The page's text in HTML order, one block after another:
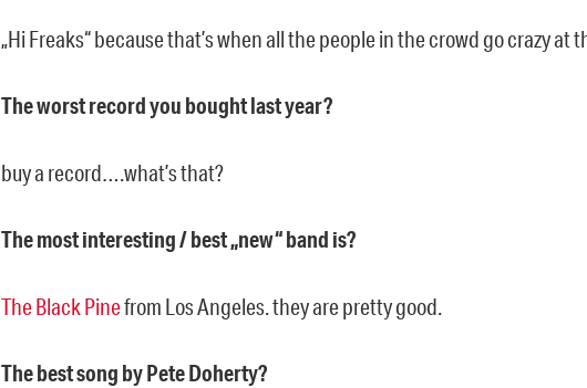
„Hi Freaks“ because that’s when all the people in the crowd go crazy at
The worst record you bought last year?
buy a record….what’s that?
The most interesting / best „new“ band is?
The Black Pinefrom Los Angeles. they are pretty good.
The best song by Pete Doherty?